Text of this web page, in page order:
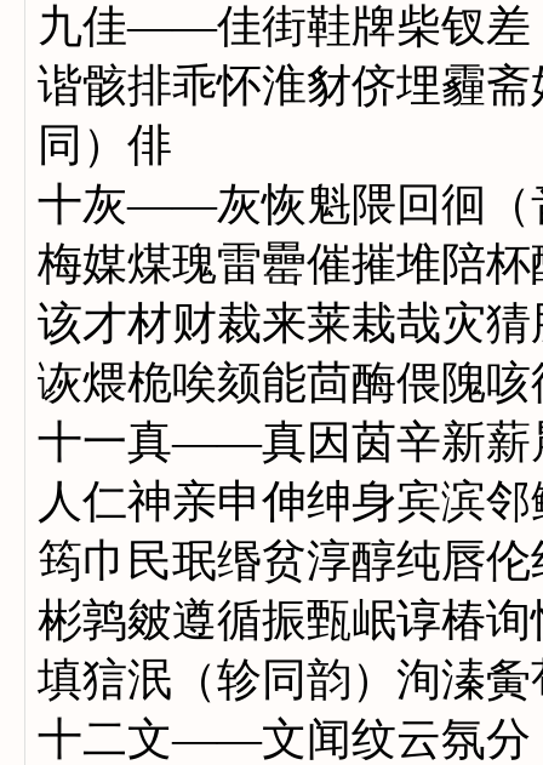
九佳——佳街鞋牌柴钗差
谐骸排乖怀淮豺侪埋霾
同）俳
十灰——灰恢魁隈回徊（
梅媒煤瑰雷罍催摧堆陪
该才材财裁来莱栽哉灾
诙煨桅唉颏能茴酶偎隗
十一真——真因茵辛新薪
人仁神亲申伸绅身宾滨
筠巾民珉缗贫淳醇纯唇
彬鹑皴遵循振甄岷谆椿
填狺泯（轸同韵）洵溱
十二文——文闻纹云氛分